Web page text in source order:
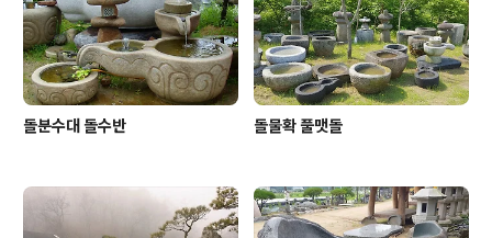
돌분수대 돌수반 돌물확 풀맷돌